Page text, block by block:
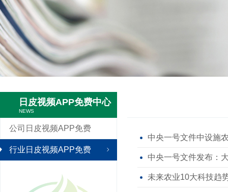
日皮视频APP免费中心
NEWS
公司日皮视频APP免费
行业日皮视频APP免费
中央一号文件中设施农
中央一号文件发布
未来农业10大科技趋势